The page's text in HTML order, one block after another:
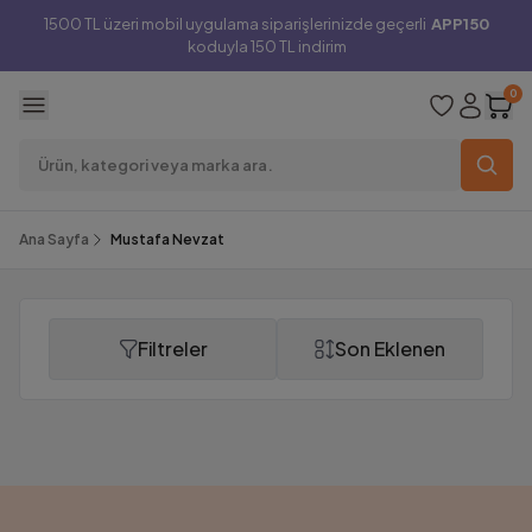
1500 TL üzeri mobil uygulama siparişlerinizde geçerli APP150
koduyla 150 TL indirim
0
Ana Sayfa Mustafa Nevzat
Filtreler
Mustafa Nevzat Son Eklenen